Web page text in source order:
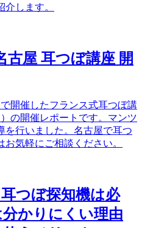
します。
古屋 耳つぼ講座 開
開催したフランス式耳つぼ講
の開催レポートです。マンツ
を行いました。名古屋で耳つ
気軽にご相談ください。
耳つぼ探知機は必
かりにくい理由